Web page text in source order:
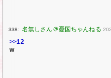
338:
>>12
w